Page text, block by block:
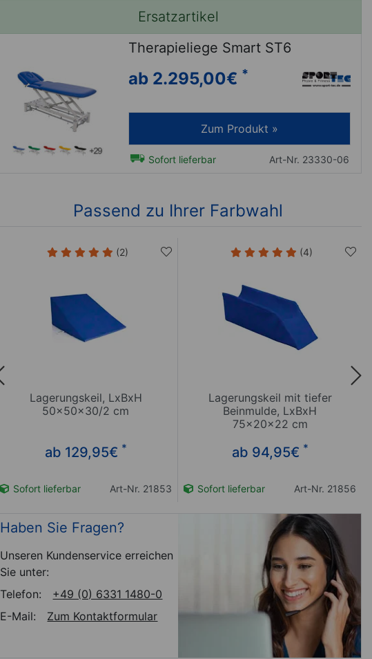
Ersatzartikel
Therapieliege Smart ST6
ab 2.295,00€ *
Zum Produkt »
Sofort lieferbar Art-Nr. 23330-06
Passend zu Ihrer Farbwahl
(2)
Lagerungskeil, LxBxH
50x50x30/2 cm
ab 129,95€ *
Sofort lieferbar Art-Nr. 21853
(4)
Lagerungskeil mit tiefer
Beinmulde, LxBxH
75x20x22 cm
ab 94,95€ *
Sofort lieferbar Art-Nr. 21856
Haben Sie Fragen?
Unseren Kundenservice erreichen
Sie unter:
Telefon:
+49 (0) 6331 1480-0
E-Mail:
Zum Kontaktformular